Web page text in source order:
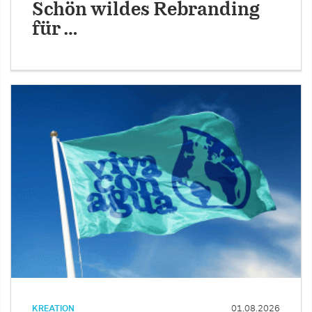
Schön wildes Rebranding
für …
KREATION 01.08.2026